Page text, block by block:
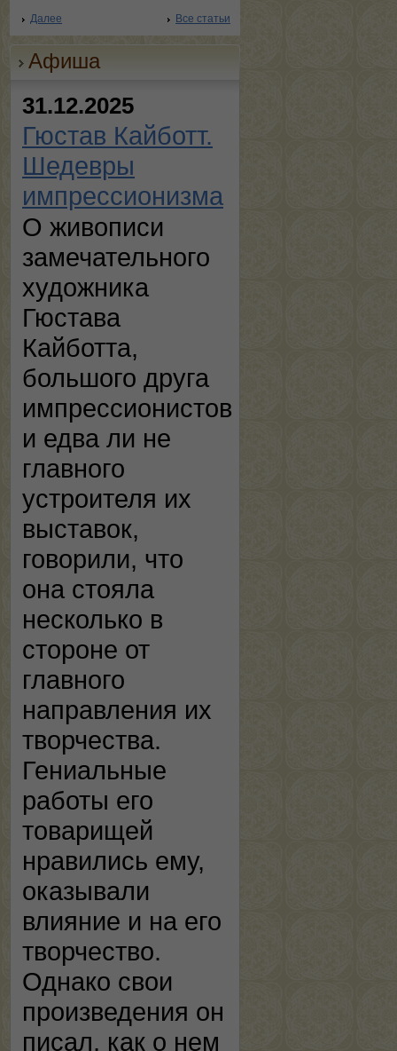
Далее Все статьи
Афиша
31.12.2025
Гюстав Кайботт.
Шедевры
импрессионизма
О живописи
замечательного
художника
Гюстава
Кайботта,
большого друга
импрессионистов
и едва ли не
главного
устроителя их
выставок,
говорили, что
она стояла
несколько в
стороне от
главного
направления их
творчества.
Гениальные
работы его
товарищей
нравились ему,
оказывали
влияние и на его
творчество.
Однако свои
произведения он
писал, как о нем